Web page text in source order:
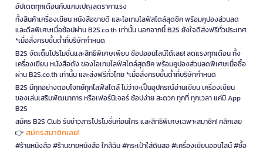
อัปเดตทุกเดือนกับแคมเปญลดราคาแรง
ทั้งสินค้าเครื่องเขียน หนังสือขายดี และไอเทมไลฟ์สไตล์สุดชิค พร้อมคูปองส่วนลด
และดีลพิเศษเมื่อช้อปผ่าน B2S.co.th เท่านั้น นอกจากนี้ B2S ยังใจดีส่งฟรีทั่วประเทศ
*เมื่อสั่งครบขั้นต่ำที่บริษัทกำหนด
B2S จัดเต็มโปรโมชั่นและสิทธิพิเศษเพียบ ช้อปออนไลน์ได้เลย! ลดแรงทุกเดือน ทั้ง
เครื่องเขียน หนังสือดัง ของไอเทมไลฟ์สไตล์สุดชิค พร้อมคูปองส่วนลดพิเศษเมื่อซื้อ
ผ่าน B2S.co.th เท่านั้น และส่งฟรีทั่วไทย *เมื่อสั่งครบขั้นต่ำที่บริษัทกำหนด
B2S มีทุกอย่างตอบโจทย์ทุกไลฟ์สไตล์ ไม่ว่าจะเป็นอุปกรณ์อ่านเขียน เครื่องเขียน
ของเล่นเสริมพัฒนาการ หรือเฟอร์นิเจอร์ ช้อปง่าย สะดวก ทุกที่ ทุกเวลา แค่มี App
B2S
สมัคร B2S Club รับข่าวสารโปรโมชั่นก่อนใคร และสิทธิพิเศษเฉพาะสมาชิก! คลิกเลย
👉 สมัครสมาชิกเลย!
#ร้านหนังสือ #ร้านขายหนังสือ ใกล้ฉัน #กระเป๋าใส่ดินสอ #เครื่องเขียนออนไลน์ #ซื้อ